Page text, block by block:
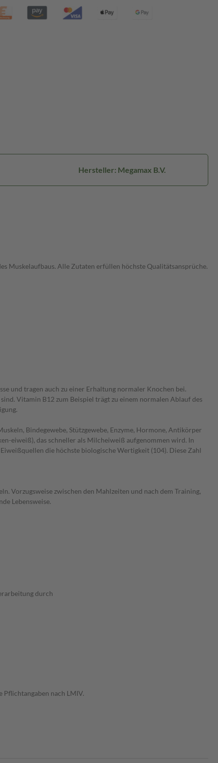
Hersteller: Megamax B.V.
Muskelaufbaus. Alle Zutaten erfüllen höchste Qualitätsansprüche.
und tragen auch zu einer Erhaltung normaler Knochen bei.
Vitamin B12 zum Beispiel trägt zu einem normalen Ablauf des
Bindegewebe, Stützgewebe, Enzyme, Hormone, Antikörper
eiweiß), das schneller als Milcheiweiß aufgenommen wird. In
die höchste biologische Wertigkeit (104). Diese Zahl
Vorzugsweise zwischen den Mahlzeiten und nach dem Training,
Lebensweise.
durch
nach LMIV.